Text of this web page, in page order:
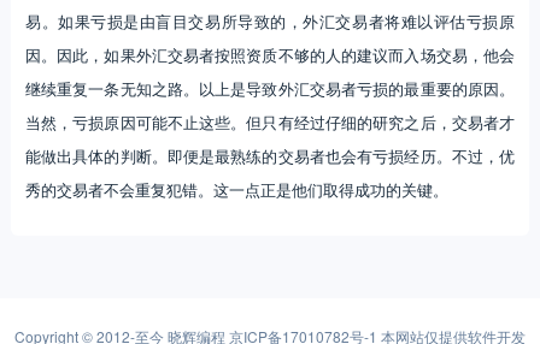
易。如果亏损是由盲目交易所导致的，外汇交易者将难以评估亏损原
因。因此，如果外汇交易者按照资质不够的人的建议而入场交易，他会
继续重复一条无知之路。以上是导致外汇交易者亏损的最重要的原因。
当然，亏损原因可能不止这些。但只有经过仔细的研究之后，交易者才
能做出具体的判断。即便是最熟练的交易者也会有亏损经历。不过，优
秀的交易者不会重复犯错。这一点正是他们取得成功的关键。
Copyright © 2012-至今晓辉编程 京ICP备17010782号-1 本网站仅提供软件开发